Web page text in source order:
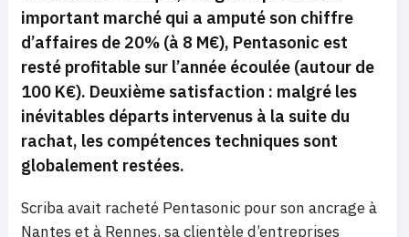
important marché qui a amputé son chiffre
d’affaires de 20% (à 8 M€), Pentasonic est
resté profitable sur l’année écoulée (autour de
100 K€). Deuxième satisfaction : malgré les
inévitables départs intervenus à la suite du
rachat, les compétences techniques sont
globalement restées.
Scriba avait racheté Pentasonic pour son ancrage à
Nantes et à Rennes, sa clientèle d’entreprises